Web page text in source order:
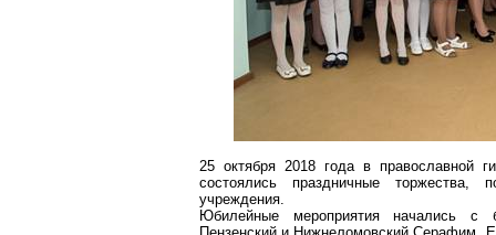
25 октября 2018 года в православной
состоялись праздничные торжества,
учреждения.
Юбилейные мероприятия начались с